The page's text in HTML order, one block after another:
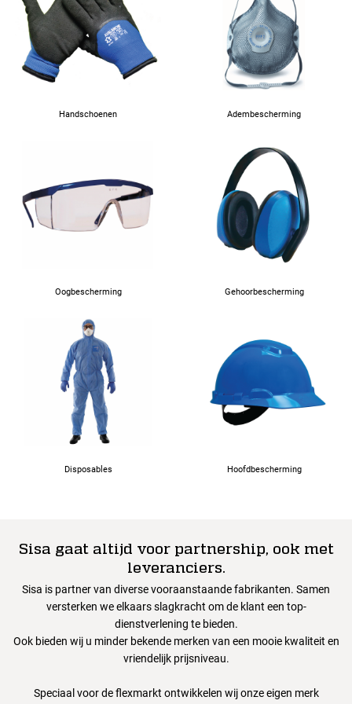
Handschoenen Adembescherming
Oogbescherming Gehoorbescherming
Disposables Hoofdbescherming
Sisa gaat altijd voor partnership, ook met
leveranciers.
Sisa is partner van diverse vooraanstaande fabrikanten. Samen
versterken we elkaars slagkracht om de klant een top-
dienstverlening te bieden.
Ook bieden wij u minder bekende merken van een mooie kwaliteit en
vriendelijk prijsniveau.
Speciaal voor de flexmarkt ontwikkelen wij onze eigen merk